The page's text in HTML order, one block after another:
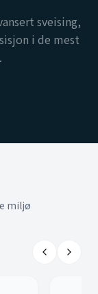
sveising,
i de mest
miljø